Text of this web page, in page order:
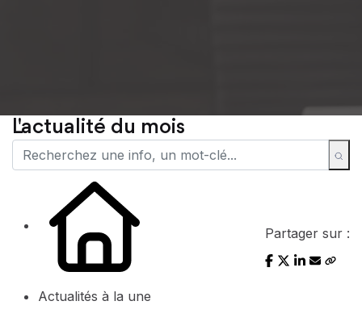
L'actualité du mois
Actualités à la une
Partager sur :